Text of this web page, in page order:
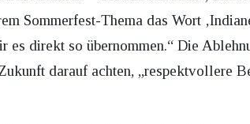
Sommerfest-Thema das Wort
es direkt so übernommen.“ Die
darauf achten, „respektvollere